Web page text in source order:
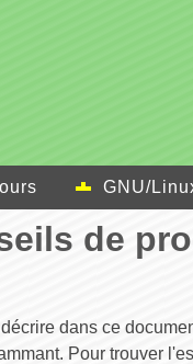
GNU/
de
dans ce
Pour trouver